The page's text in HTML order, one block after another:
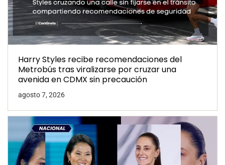
Harry Styles recibe recomendaciones del
Metrobús tras viralizarse por cruzar una
avenida en CDMX sin precaución
agosto 7, 2026